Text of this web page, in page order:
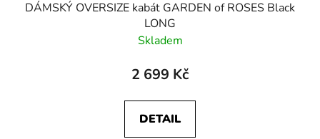
DÁMSKÝ OVERSIZE kabát GARDEN of ROSES Black
LONG
Skladem
2 699 Kč
DETAIL